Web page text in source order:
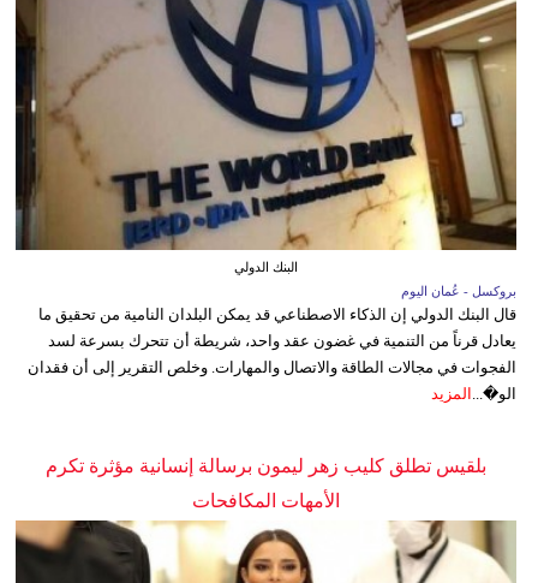
البنك الدولي
بروكسل - عُمان اليوم
قال البنك الدولي إن الذكاء الاصطناعي قد يمكن البلدان النامية من تحقيق ما
يعادل قرناً من التنمية في غضون عقد واحد، شريطة أن تتحرك بسرعة لسد
الفجوات في مجالات الطاقة والاتصال والمهارات. وخلص التقرير إلى أن فقدان
الو�... المزيد
بلقيس تطلق كليب زهر ليمون برسالة إنسانية مؤثرة تكرم
الأمهات المكافحات